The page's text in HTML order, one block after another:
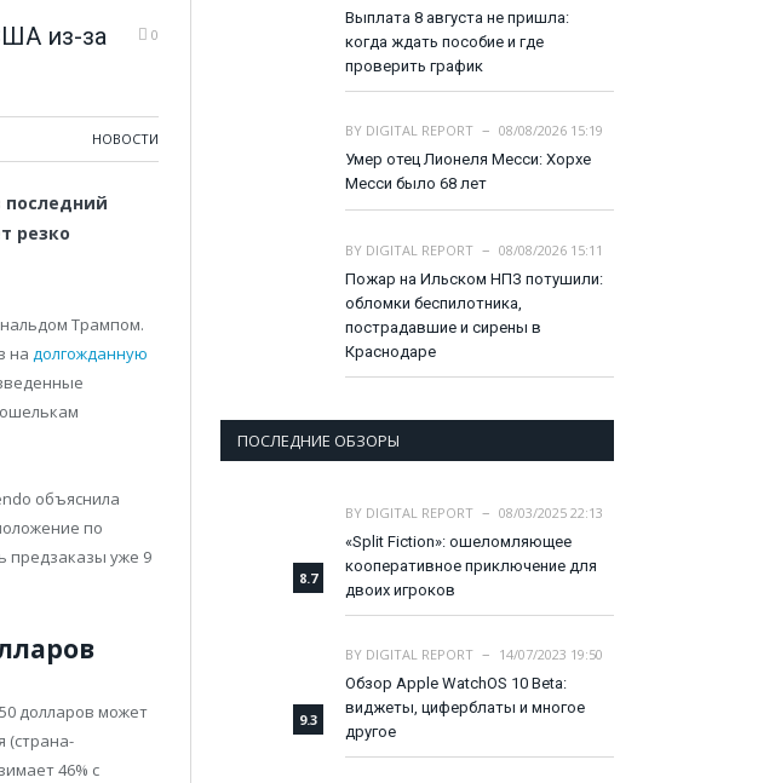
из-за
0
НОВОСТИ
последний
резко
Трампом.
на долгожданную
объяснила
по
предзаказы уже 9
долларов может
(страна-
46% с
Выплата 8 августа не пришла:
когда ждать пособие и где
проверить график
BY DIGITAL REPORT
08/08/2026 15:19
Умер отец Лионеля Месси: Хорхе
Месси было 68 лет
BY DIGITAL REPORT
08/08/2026 15:11
Пожар на Ильском НПЗ потушили:
обломки беспилотника,
пострадавшие и сирены в
Краснодаре
ПОСЛЕДНИЕ ОБЗОРЫ
8.7
BY DIGITAL REPORT
08/03/2025 22:13
«Split Fiction»: ошеломляющее
кооперативное приключение для
двоих игроков
9.3
BY DIGITAL REPORT
14/07/2023 19:50
Обзор Apple WatchOS 10 Beta:
виджеты, циферблаты и многое
другое